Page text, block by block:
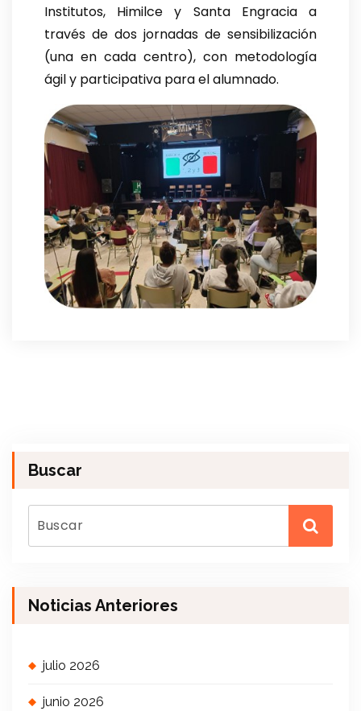
Institutos, Himilce y Santa Engracia a
través de dos jornadas de sensibilización
(una en cada centro), con metodología
ágil y participativa para el alumnado.
Buscar
Noticias Anteriores
julio 2026
junio 2026